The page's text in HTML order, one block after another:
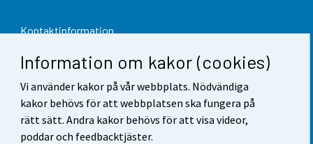
Information om kakor (cookies)
Vi använder kakor på vår webbplats. Nödvändiga
kakor behövs för att webbplatsen ska fungera på
rätt sätt. Andra kakor behövs för att visa videor,
poddar och feedbacktjäster.
Kontaktinformation
Respons
Användarvillkor
Dataskydd